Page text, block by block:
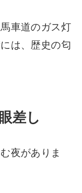
車道のガス灯
は、歴史の匂
差し
夜がありま